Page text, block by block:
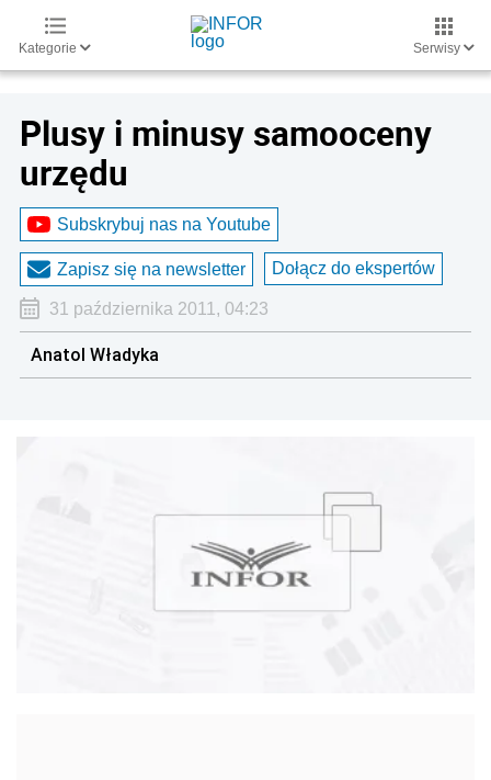
Kategorie Serwisy
Plusy i minusy samooceny
urzędu
Subskrybuj nas na Youtube
Zapisz się na newsletter Dołącz do ekspertów
31 października 2011, 04:23
Anatol Władyka